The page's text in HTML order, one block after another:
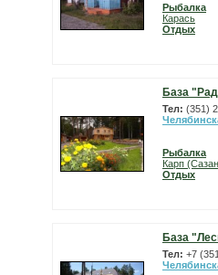
Рыбалка
Карась
Отдых
База
Тел: (351)
Рыбалка
Карп
Отдых
База
Тел: +7